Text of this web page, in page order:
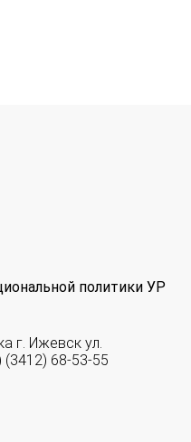
политики УР
г. Ижевск ул.
68-53-55